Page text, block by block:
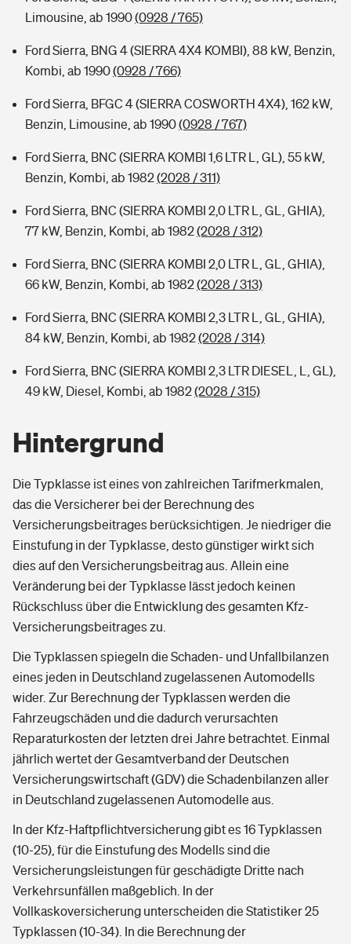
Limousine, ab 1990(0928 / 765)
Ford Sierra, BNG 4 (SIERRA 4X4 KOMBI), 88 kW, Benzin,
Kombi, ab 1990(0928 / 766)
Ford Sierra, BFGC 4 (SIERRA COSWORTH 4X4), 162 kW,
Benzin, Limousine, ab 1990(0928 / 767)
Ford Sierra, BNC (SIERRA KOMBI 1,6 LTR L, GL), 55 kW,
Benzin, Kombi, ab 1982(2028 / 311)
Ford Sierra, BNC (SIERRA KOMBI 2,0 LTR L, GL, GHIA),
77 kW, Benzin, Kombi, ab 1982(2028 / 312)
Ford Sierra, BNC (SIERRA KOMBI 2,0 LTR L, GL, GHIA),
66 kW, Benzin, Kombi, ab 1982(2028 / 313)
Ford Sierra, BNC (SIERRA KOMBI 2,3 LTR L, GL, GHIA),
84 kW, Benzin, Kombi, ab 1982(2028 / 314)
Ford Sierra, BNC (SIERRA KOMBI 2,3 LTR DIESEL, L, GL),
49 kW, Diesel, Kombi, ab 1982(2028 / 315)
Hintergrund
Die Typklasse ist eines von zahlreichen Tarifmerkmalen,
das die Versicherer bei der Berechnung des
Versicherungsbeitrages berücksichtigen. Je niedriger die
Einstufung in der Typklasse, desto günstiger wirkt sich
dies auf den Versicherungsbeitrag aus. Allein eine
Veränderung bei der Typklasse lässt jedoch keinen
Rückschluss über die Entwicklung des gesamten Kfz-
Versicherungsbeitrages zu.
Die Typklassen spiegeln die Schaden- und Unfallbilanzen
eines jeden in Deutschland zugelassenen Automodells
wider. Zur Berechnung der Typklassen werden die
Fahrzeugschäden und die dadurch verursachten
Reparaturkosten der letzten drei Jahre betrachtet. Einmal
jährlich wertet der Gesamtverband der Deutschen
Versicherungswirtschaft (GDV) die Schadenbilanzen aller
in Deutschland zugelassenen Automodelle aus.
In der Kfz-Haftpflichtversicherung gibt es 16 Typklassen
(10-25), für die Einstufung des Modells sind die
Versicherungsleistungen für geschädigte Dritte nach
Verkehrsunfällen maßgeblich. In der
Vollkaskoversicherung unterscheiden die Statistiker 25
Typklassen (10-34). In die Berechnung der